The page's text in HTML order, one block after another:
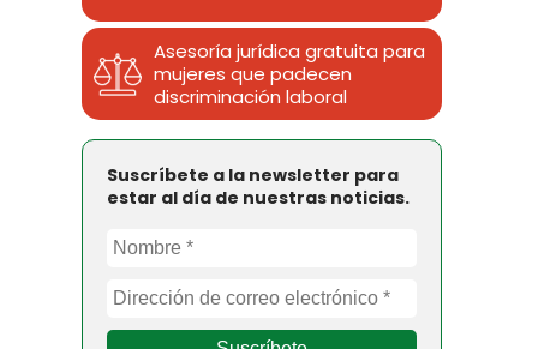
Asesoría jurídica gratuita para
mujeres que padecen
discriminación laboral
Suscríbete a la newsletter para
estar al día de nuestras noticias.